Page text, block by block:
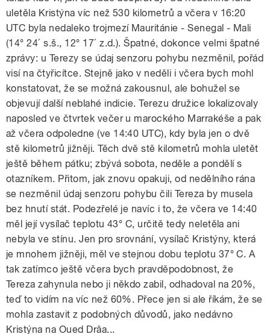
uletěla Kristýna víc než 530 kilometrů a včera v 16:20
UTC byla nedaleko trojmezí Mauritánie - Senegal - Mali
(14° 24´ s.š., 12° 17´ z.d.). Špatné, dokonce velmi špatné
zprávy: u Terezy se údaj senzoru pohybu nezměnil, pořád
visí na čtyřicítce. Stejně jako v neděli i včera bych mohl
konstatovat, že se možná zakousnul, ale bohužel se
objevují další neblahé indicie. Terezu družice lokalizovaly
naposled ve čtvrtek večer u marockého Marrakéše a pak
až včera odpoledne (ve 14:40 UTC), kdy byla jen o dvě
stě kilometrů jižněji. Těch dvě stě kilometrů mohla uletět
ještě během pátku; zbývá sobota, neděle a pondělí s
otazníkem. Přitom, jak znovu opakuji, od nedělního rána
se nezměnil údaj senzoru pohybu čili Tereza by musela
bez hnutí stát. Podezřelé je navíc i to, že včera ve 14:40
měl její vysílač teplotu 43° C, určitě tedy neletěla ani
nebyla ve stínu. Jen pro srovnání, vysílač Kristýny, která
je mnohem jižněji, měl ve stejnou dobu teplotu 37° C. A
tak zatímco ještě včera bych pravděpodobnost, že
Tereza zahynula nebo ji někdo zabil, odhadoval na 20%,
teď to vidím na víc než 60%. Přece jen si ale říkám, že se
mohla zastavit z podobných důvodů, jako nedávno
Kristýna na Oued Drâa...